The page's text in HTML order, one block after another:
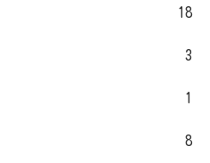
18
3
1
8